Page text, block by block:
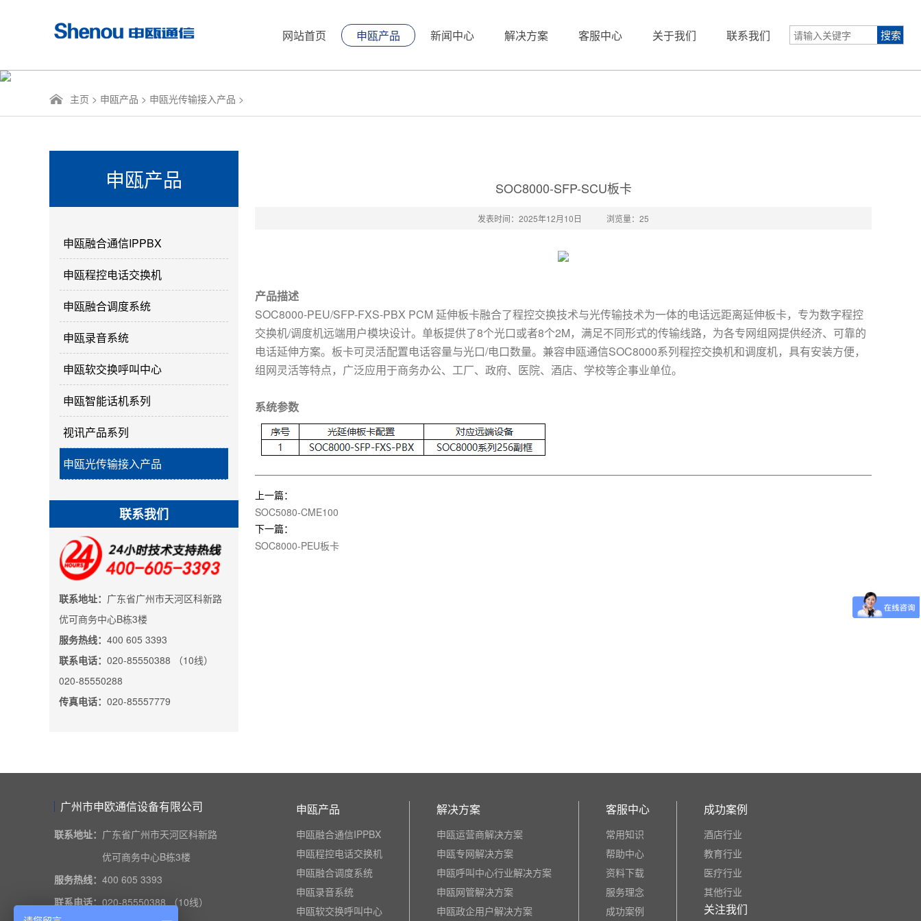
网站首页 申瓯产品 新闻中心 解决方案 客服中心 关于我们 联系我们
主页 > 申瓯产品 > 申瓯光传输接入产品 >
申瓯产品
申瓯融合通信IPPBX
申瓯程控电话交换机
申瓯融合调度系统
申瓯录音系统
申瓯软交换呼叫中心
申瓯智能话机系列
视讯产品系列
申瓯光传输接入产品
联系我们
联系地址： 广东省广州市天河区科新路
优可商务中心B栋3楼
服务热线： 400 605 3393
联系电话： 020-85550388 （10线）
020-85550288
传真电话： 020-85557779
SOC8000-SFP-SCU板卡
发表时间：2025年12月10日 浏览量： 25
产品描述
SOC8000-PEU/SFP-FXS-PBX PCM 延伸板卡融合了程控交换技术与光传输技术为一体的电话远距离延伸板卡，专为数字程控
交换机/调度机远端用户模块设计。单板提供了8个光口或者8个2M，满足不同形式的传输线路，为各专网组网提供经济、可靠的
电话延伸方案。板卡可灵活配置电话容量与光口/电口数量。兼容申瓯通信SOC8000系列程控交换机和调度机，具有安装方便，
组网灵活等特点，广泛应用于商务办公、工厂、政府、医院、酒店、学校等企事业单位。
系统参数
上一篇：
SOC5080-CME100
下一篇：
SOC8000-PEU板卡
广州市申欧通信设备有限公司
联系地址： 广东省广州市天河区科新路
优可商务中心B栋3楼
服务热线： 400 605 3393
联系电话： 020-85550388 （10线）
申瓯产品
申瓯融合通信IPPBX
申瓯程控电话交换机
申瓯融合调度系统
申瓯录音系统
申瓯软交换呼叫中心
解决方案
申瓯运营商解决方案
申瓯专网解决方案
申瓯呼叫中心行业解决方案
申瓯网管解决方案
申瓯政企用户解决方案
客服中心
常用知识
帮助中心
资料下载
服务理念
成功案例
成功案例
酒店行业
教育行业
医疗行业
其他行业
关注我们